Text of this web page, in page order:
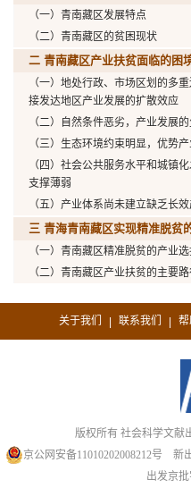
（一）青南藏区发展特点
（二）青南藏区的贫困现状
二 青南藏区产业扶贫面临的困
（一）地处行政、市场区划的多
接发达地区产业发展的扩散效应
（二）自然条件恶劣，产业发展
（三）生态环境约束明显，优势
（四）社会公共服务水平和城镇
支撑薄弱
（五）产业体系尚未建立缺乏长
三 青海青南藏区实现精准脱贫
（一）青南藏区精准脱贫的产业
（二）青南藏区产业扶贫的主要
关于我们 | 联系我们 |
版权所有 社会科学文献
京公网安备11010202008212号 新
出发京